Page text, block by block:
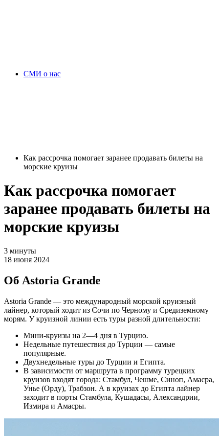
СМИ о нас
Как рассрочка помогает заранее продавать билеты на
морские круизы
Как рассрочка помогает
заранее продавать билеты на
морские круизы
3 минуты
18 июня 2024
Об Astoria Grande
Astoria Grande — это международный морской круизный
лайнер, который ходит из Сочи по Черному и Средиземному
морям. У круизной линии есть туры разной длительности:
Мини‑круизы на 2—4 дня в Турцию.
Недельные путешествия до Турции — самые
популярные.
Двухнедельные туры до Турции и Египта.
В зависимости от маршрута в программу турецких
круизов входят города: Стамбул, Чешме, Синоп, Амасра,
Унье (Орду), Трабзон. А в круизах до Египта лайнер
заходит в порты Стамбула, Кушадасы, Александрии,
Измира и Амасры.